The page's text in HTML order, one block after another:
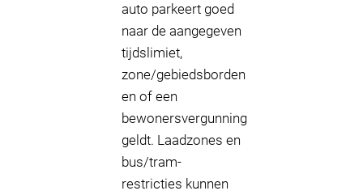
auto parkeert goed
naar de aangegeven
tijdslimiet,
zone/gebiedsborden
en of een
bewonersvergunning
geldt. Laadzones en
bus/tram-
restricties kunnen